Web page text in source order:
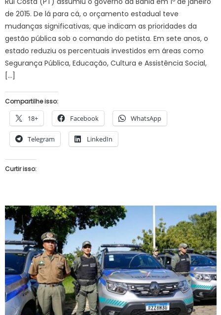
de 2015. De lá para cá, o orçamento estadual teve
mudanças significativas, que indicam as prioridades da
gestão pública sob o comando do petista. Em sete anos, o
estado reduziu os percentuais investidos em áreas como
Segurança Pública, Educação, Cultura e Assistência Social,
[…]
Compartilhe isso:
18+ Facebook WhatsApp
Telegram LinkedIn
Curtir isso: